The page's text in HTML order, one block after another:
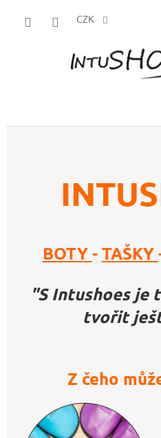
CZK
BOTY-TAŠKY
"S Intushoes je
tvořit
Z čeho